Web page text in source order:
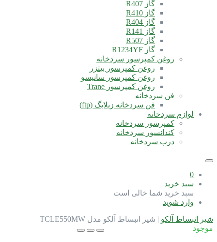
گاز R407
گاز R410
گاز R404
گاز R141
گاز R507
گاز R1234YF
روغن کمپرسور سردخانه
روغن کمپرسور بیتزر
روغن کمپرسور سانیسو
روغن کمپرسور Trane
فن سردخانه
فن سردخانه زیلابگ (ftp)
لوازم سردخانه
کمپرسور سردخانه
کندانسور سردخانه
درب سردخانه
0
سبد خرید
سبد خرید شما خالی است
وارد شوید
شیر انبساط آلکو | شیر انبساط آلکو مدل TCLE550MW
موجود